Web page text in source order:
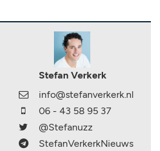
Stefan Verkerk
info@stefanverkerk.nl
06 - 43 58 95 37
@Stefanuzz
StefanVerkerkNieuws